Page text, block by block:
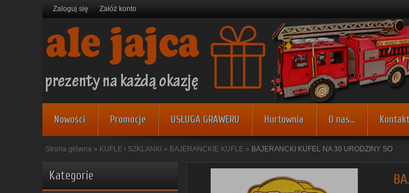
Zaloguj się Załóż konto
Nowości Promocje USŁUGA GRAWERU Hurtownia O nas... Kontakt
Strona główna » KUFLE i SZKLANKI » BAJERANCKIE KUFLE » BAJERANCKI KUFEL NA 30 URODZINY SO
Kategorie